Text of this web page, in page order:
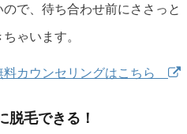
で、待ち合わせ前にささっと
ゃいます。
料カウンセリングはこちら
脱毛できる！